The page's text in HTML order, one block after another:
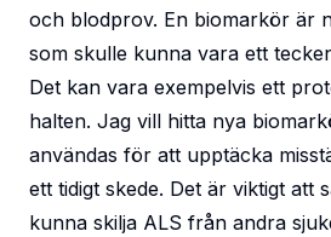
och blodprov. En biomarkör är
som skulle kunna vara ett
Det kan vara exempelvis ett
halten. Jag vill hitta nya
användas för att upptäcka
ett tidigt skede. Det är viktigt att
kunna skilja ALS från andra